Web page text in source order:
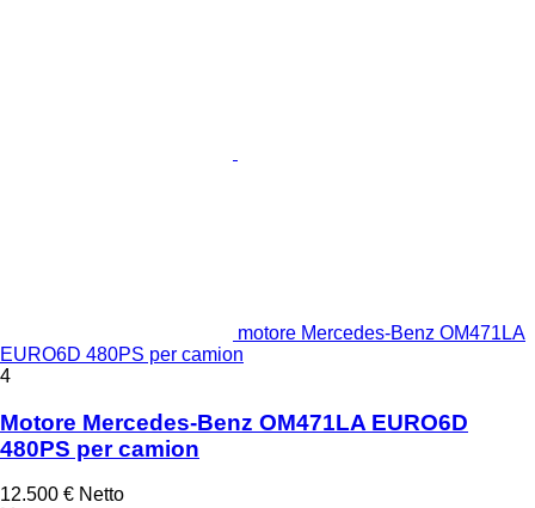
motore Mercedes-Benz OM471LA
EURO6D 480PS per camion
4
Motore Mercedes-Benz OM471LA EURO6D
480PS per camion
12.500 € Netto